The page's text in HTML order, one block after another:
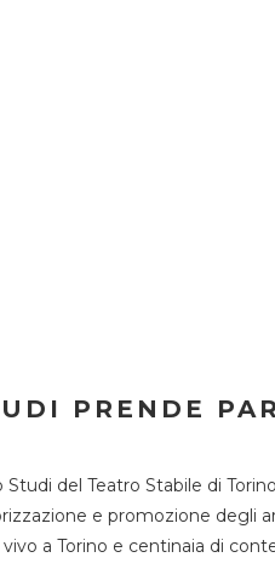
PRENDE
Studi del Teatro Stabile di
e promozione degli
a Torino e centinaia di